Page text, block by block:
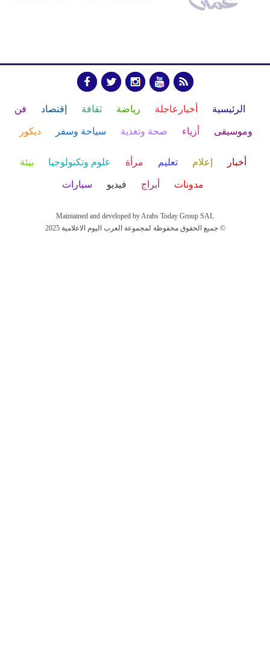
الرئيسية أخبارعاجلة رياضة ثقافة إقتصاد فن
وموسيقى أزياء صحة وتغذية سياحة وسفر ديكور
أخبار إعلام تعليم مرأة علوم وتكنولوجيا بيئة
مدونات أبراج فيديو سيارات
Maintained and developed by Arabs Today Group SAL
جميع الحقوق محفوظة لمجموعة العرب اليوم الاعلامية 2025 ©